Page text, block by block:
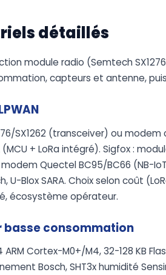
détaillés
module radio (Semtech
capteurs et antenne,
SX1262 (transceiver) ou modem
+ LoRa intégré). Sigfox :
modem Quectel BC95/BC66 (NB-
U-Blox SARA. Choix selon coût
écosystème opérateur.
basse consommation
ARM Cortex-M0+/M4, 32-128 KB
Bosch, SHT3x humidité